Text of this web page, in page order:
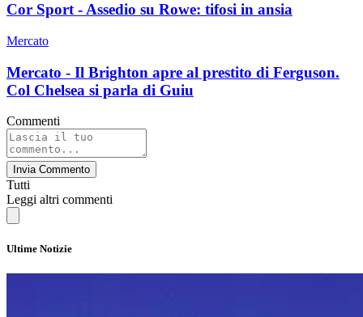
Cor Sport - Assedio su Rowe: tifosi in ansia
Mercato
Mercato - Il Brighton apre al prestito di Ferguson.
Col Chelsea si parla di Guiu
Commenti
Invia Commento
Tutti
Leggi altri commenti
Ultime Notizie